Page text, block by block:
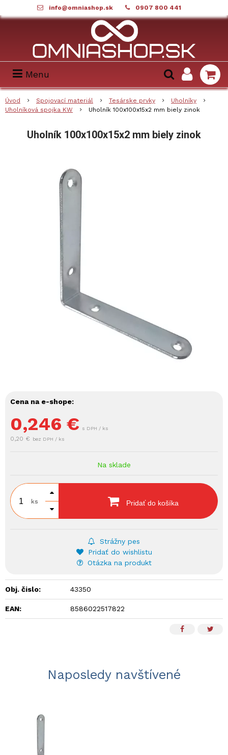
info@omniashop.sk 0907 800 441
Menu
Úvod Spojovací materiál Tesárske prvky
Uholníky
Uholníková spojka KW
Uholník 100x100x15x2 mm biely zinok
Uholník 100x100x15x2 mm biely zinok
Cena na e-shope:
0,246 € s DPH / ks
0,20 € bez DPH / ks
Na sklade
ks Pridať do košíka
Strážny pes
Pridať do wishlistu
Otázka na produkt
Obj. čislo: 43350
EAN: 8586022517822
Naposledy navštívené